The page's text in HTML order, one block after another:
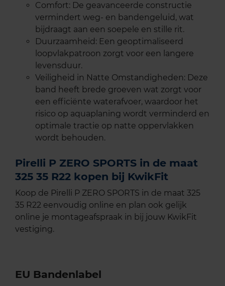
Comfort: De geavanceerde constructie
vermindert weg- en bandengeluid, wat
bijdraagt aan een soepele en stille rit.
Duurzaamheid: Een geoptimaliseerd
loopvlakpatroon zorgt voor een langere
levensduur.
Veiligheid in Natte Omstandigheden: Deze
band heeft brede groeven wat zorgt voor
een efficiënte waterafvoer, waardoor het
risico op aquaplaning wordt verminderd en
optimale tractie op natte oppervlakken
wordt behouden.
Pirelli P ZERO SPORTS in de maat
325 35 R22 kopen bij KwikFit
Koop de Pirelli P ZERO SPORTS in de maat 325
35 R22 eenvoudig online en plan ook gelijk
online je montageafspraak in bij jouw KwikFit
vestiging.
EU Bandenlabel